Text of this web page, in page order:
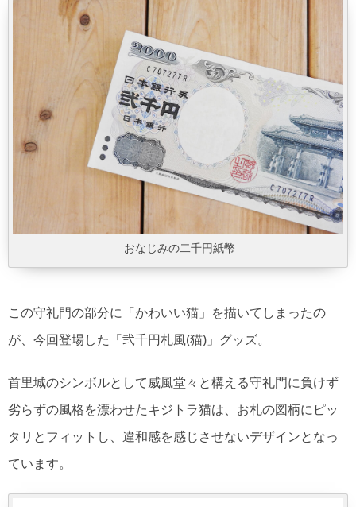
おなじみの二千円紙幣
この守礼門の部分に「かわいい猫」を描いてしまったの
が、今回登場した「弐千円札風(猫)」グッズ。
首里城のシンボルとして威風堂々と構える守礼門に負けず
劣らずの風格を漂わせたキジトラ猫は、お札の図柄にピッ
タリとフィットし、違和感を感じさせないデザインとなっ
ています。